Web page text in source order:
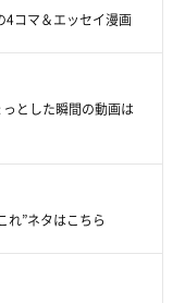
4コマ＆エッセイ漫画
とした瞬間の動画は
れ”ネタはこちら